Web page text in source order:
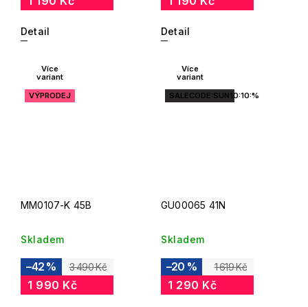
Detail Detail
Více
variant
VÝPRODEJ
MM0107-K 45B
Skladem
3 490 Kč
–42 %
1 990 Kč
Více
variant
SALECODE:SUN10:10:%
GU00065 41N
Skladem
1 619 Kč
–20 %
1 290 Kč